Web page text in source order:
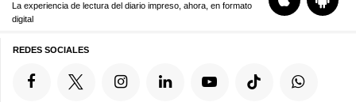
La experiencia de lectura del diario impreso, ahora, en formato
digital
REDES SOCIALES